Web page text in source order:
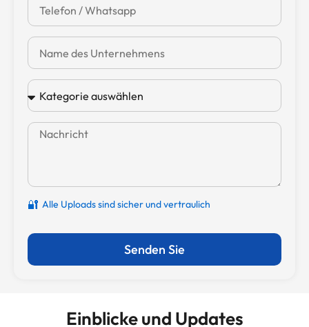
🔐 Alle Uploads sind sicher und vertraulich
Senden Sie
Einblicke und Updates